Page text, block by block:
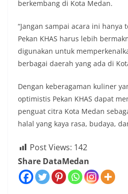
berkembang di Kota Medan.
“Jangan sampai acara ini hanya
Pekan KHAS harus lebih
digunakan untuk
berbagai daerah yang ada di
Dengan keberagaman kuliner
optimistis Pekan KHAS dapat
penguat citra Kota Medan
halal yang kaya rasa, budaya,
Post Views: 142
Share DataMedan